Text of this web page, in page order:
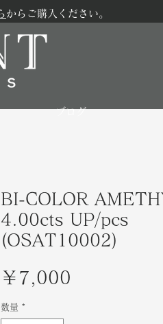
からご購入ください。
ブログ
BI-COLOR
4.00cts UP/pcs
(OSAT10002)
￥7,000
数量 *